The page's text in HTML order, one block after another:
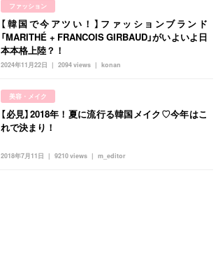
ファッション
2024年11月22日 konan
2094 views
【韓国で今アツい！】ファッションブランド
「MARITHÉ + FRANCOIS GIRBAUD」がいよいよ日
本本格上陸？！
美容・メイク
2018年7月11日 m_editor
9210 views
【必見】2018年！夏に流行る韓国メイク♡今年はこ
れで決まり！